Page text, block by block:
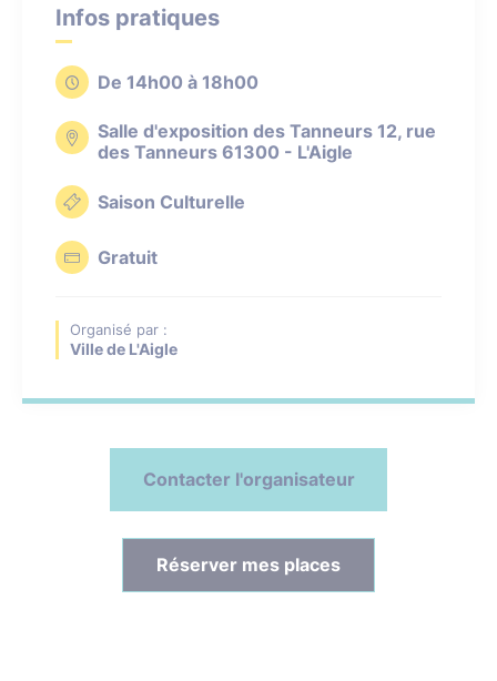
Infos pratiques
De 14h00 à 18h00
Salle d'exposition des Tanneurs 12, rue
des Tanneurs 61300 - L'Aigle
Saison Culturelle
Gratuit
Organisé par :
Ville de L'Aigle
Contacter l'organisateur
Réserver mes places